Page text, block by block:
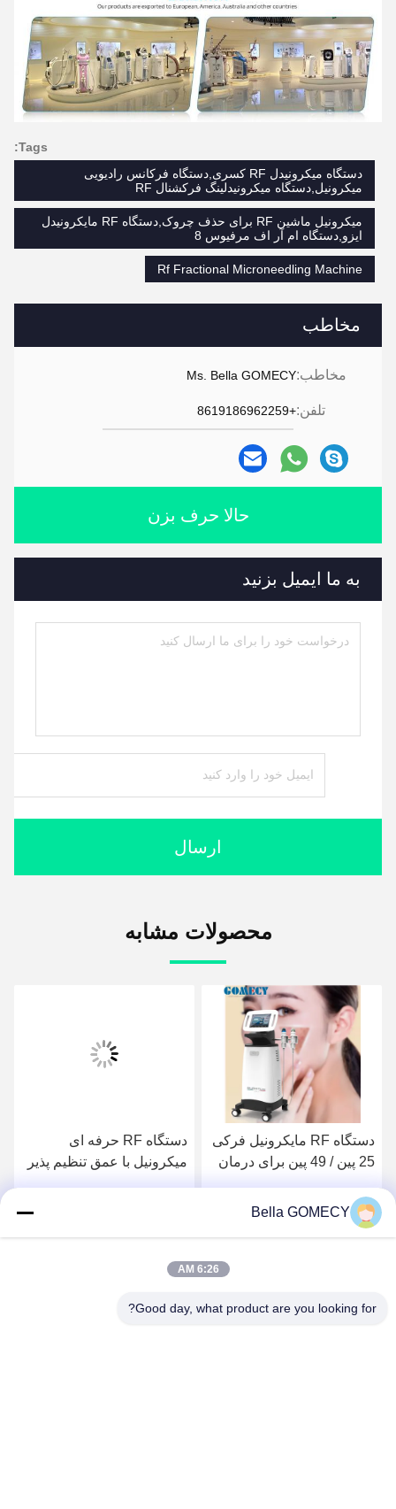
مخاطب
مخاطب:Ms. Bella GOMECY
تلفن:+8619186962259
حالا حرف بزن
به ما ایمیل بزنید
ارسال
Tags:
دستگاه میکرونیدل RF کسری,دستگاه فرکانس رادیویی
میکرونیل,دستگاه میکرونیدلینگ فرکشنال RF
میکرونیل ماشین RF برای حذف چروک,دستگاه RF مایکرونیدل
ایزو,دستگاه ام آر اف مرفیوس 8
Rf Fractional Microneedling Machine
محصولات مشابه
دستگاه RF مایکرونیل فرکی
25 پین / 49 پین برای درمان
دستگاه RF حرفه ای
میکرونیل با عمق تنظیم پذیر
Bella GOMECY
6:26 AM
Good day, what product are you looking for?